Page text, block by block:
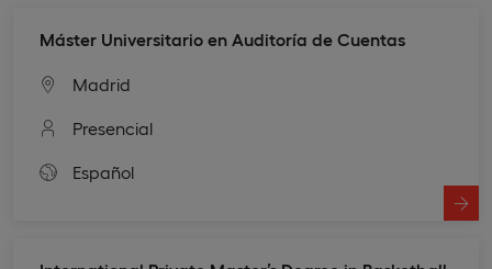
Máster Universitario en Auditoría de Cuentas
Madrid
Presencial
Español